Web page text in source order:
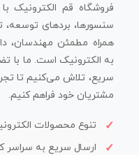
فروشگاه قم الکترونیک با
سنسورها، بردهای توسعه،
همراه مطمئن مهندسان،
به الکترونیک است. ما با
سریع، تلاش می‌کنیم تا
مشتریان خود فراهم کنیم.
تنوع محصولات
ارسال سریع به سراسر